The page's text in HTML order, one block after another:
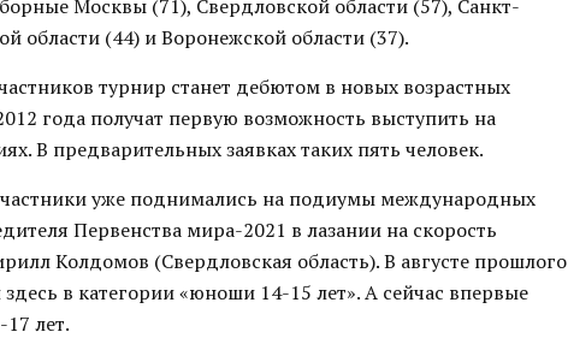
Москвы (71), Свердловской области (57), Санкт-
области (44) и Воронежской области (37).
турнир станет дебютом в новых возрастных
года получат первую возможность выступить на
В предварительных заявках таких пять человек.
уже поднимались на подиумы международных
Первенства мира-2021 в лазании на скорость
Колдомов (Свердловская область). В августе прошлого
здесь в категории «юноши 14-15 лет». А сейчас впервые
лет.